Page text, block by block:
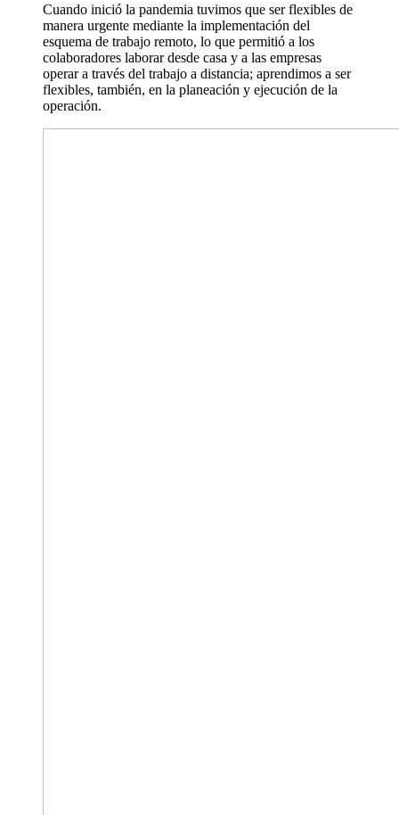
Cuando inició la pandemia tuvimos que ser flexibles de
manera urgente mediante la implementación del
esquema de trabajo remoto, lo que permitió a los
colaboradores laborar desde casa y a las empresas
operar a través del trabajo a distancia; aprendimos a ser
flexibles, también, en la planeación y ejecución de la
operación.